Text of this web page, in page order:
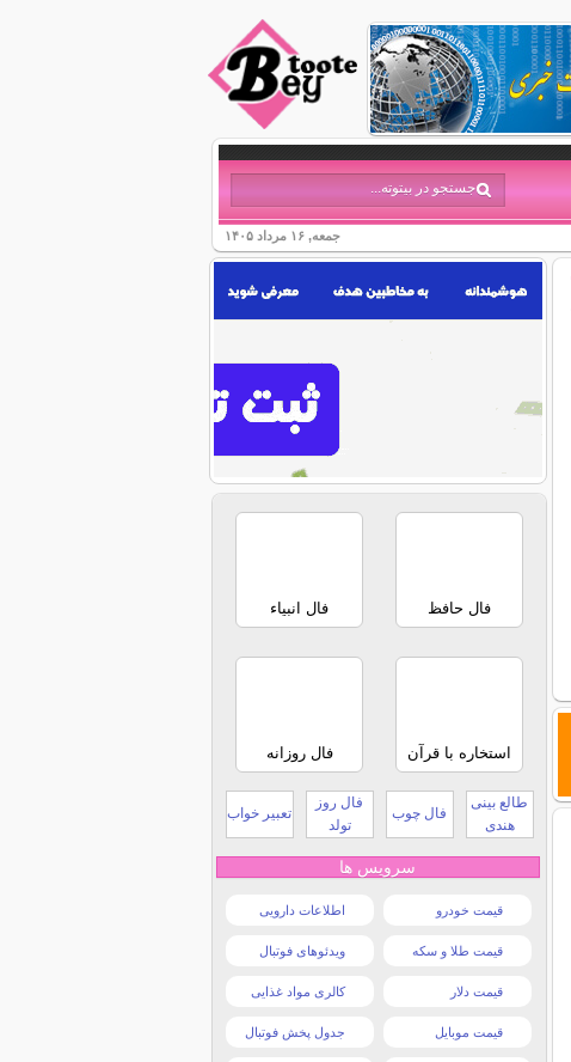
جمعه, ۱۶ مرداد ۱۴۰۵
فال حافظ فال انبیاء
استخاره با قرآن فال روزانه
طالع بینی
هندی
فال چوب
فال روز
تولد
تعبیر خواب
سرویس ها
قیمت خودرو اطلاعات دارویی
قیمت طلا و سکه ویدئوهای فوتبال
قیمت دلار کالری مواد غذایی
قیمت موبایل جدول پخش فوتبال